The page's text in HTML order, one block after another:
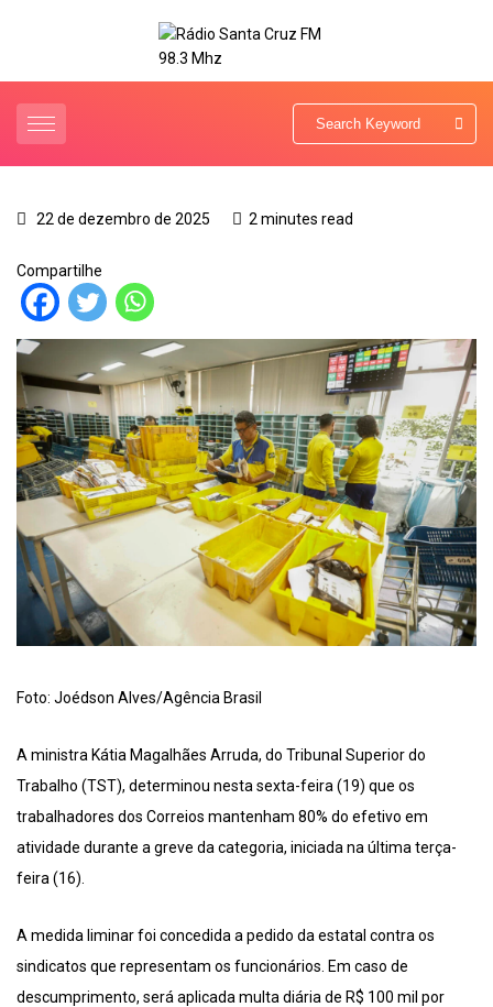
22 de dezembro de 2025 2 minutes read
Compartilhe
Foto: Joédson Alves/Agência Brasil
A ministra Kátia Magalhães Arruda, do Tribunal Superior do
Trabalho (TST), determinou nesta sexta-feira (19) que os
trabalhadores dos Correios mantenham 80% do efetivo em
atividade durante a greve da categoria, iniciada na última terça-
feira (16).
A medida liminar foi concedida a pedido da estatal contra os
sindicatos que representam os funcionários. Em caso de
descumprimento, será aplicada multa diária de R$ 100 mil por